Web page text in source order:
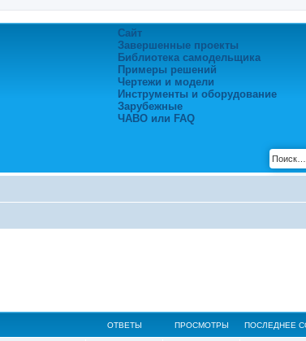
Сайт
Завершенные проекты
Библиотека самодельщика
Примеры решений
Чертежи и модели
Инструменты и оборудование
Зарубежные
ЧАВО или FAQ
ОТВЕТЫ ПРОСМОТРЫ ПОСЛЕДНЕЕ